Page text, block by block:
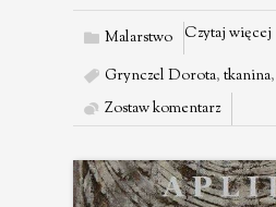
Malarstwo
Grynczel Dorota, tkanina,
Zostaw komentarz
Czytaj więcej